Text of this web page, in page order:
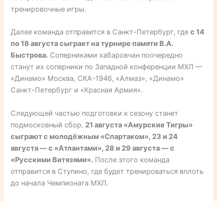
тренировочные игры.
Далее команда отправится в Санкт-Петербург, гдес 14
по 18 августа сыграет на турнире памяти В.А.
Быстрова. Соперниками хабаровчан поочередно
станут их соперники по Западной конференции МХЛ —
«Динамо» Москва, СКА-1946, «Алмаз», «Динамо»
Санкт-Петербург и «Красная Армия».
Следующей частью подготовки к сезону станет
подмосковный сбор. 21 августа «Амурские Тигры»
сыграют с молодёжным «Спартаком», 23 и 24
августа — с «Атлантами», 28 и 29 августа — с
«Русскими Витязями». После этого команда
отправится в Ступино, где будет тренироваться вплоть
до начала Чемпионата МХЛ.